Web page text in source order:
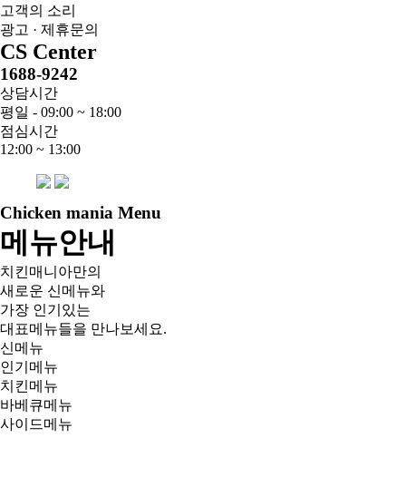
고객의 소리
광고 · 제휴문의
CS Center
1688-9242
상담시간
평일 - 09:00 ~ 18:00
점심시간
12:00 ~ 13:00
Chicken mania Menu
메뉴안내
치킨매니아만의
새로운 신메뉴와
가장 인기있는
대표메뉴들을 만나보세요.
신메뉴
인기메뉴
치킨메뉴
바베큐메뉴
사이드메뉴